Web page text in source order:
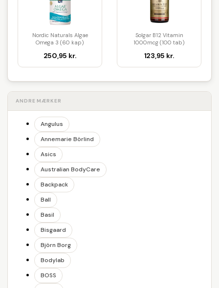
Nordic Naturals Algae
Omega 3 (60 kap)
250,95 kr.
Solgar B12 Vitamin
1000mcg (100 tab)
123,95 kr.
ANDRE MÆRKER
Angulus
Annemarie Börlind
Asics
Australian BodyCare
Backpack
Ball
Basil
Bisgaard
Björn Borg
Bodylab
BOSS